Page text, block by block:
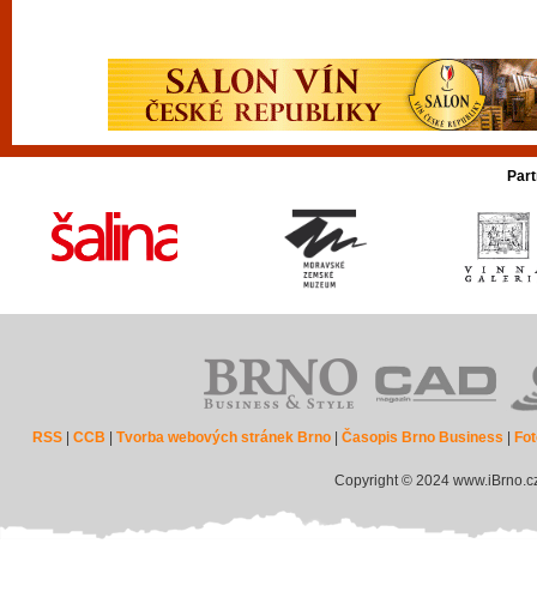
RSS |CCB |Tvorba webových stránek Brno |Časopis Brno Business
Copyright © 2024